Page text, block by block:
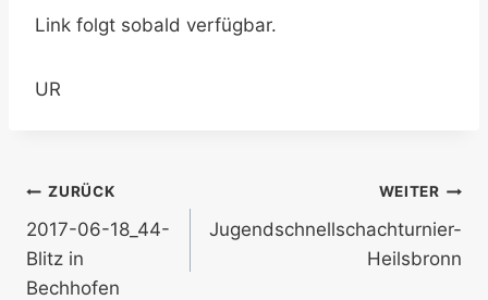
Link folgt sobald verfügbar.
UR
Beitragsnavigation
ZURÜCK
2017-06-18_44-
Blitz in
Bechhofen
WEITER
Jugendschnellschachturnier-
Heilsbronn